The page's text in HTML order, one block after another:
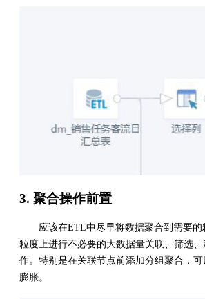
3. 聚合操作前置
应该在ETL中尽早将数据聚合到需要的
粒度上进行不必要的大数据量关联、筛选
作。特别是在关联节点前添加分组聚合，
膨胀。